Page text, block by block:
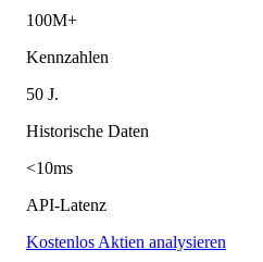
100M+
Kennzahlen
50 J.
Historische Daten
<10ms
API-Latenz
Kostenlos Aktien analysieren